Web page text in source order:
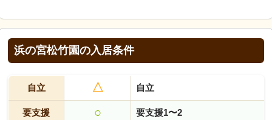
浜の宮松竹園の入居条件
自立 △ 自立
要支援 ○ 要支援1〜2